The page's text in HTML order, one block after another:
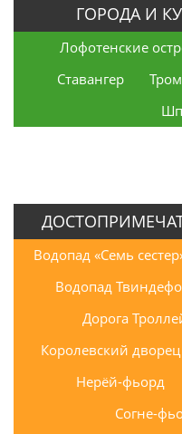
ГОРОДА И
Лофотенские
Ставангер
Водопад «Семь
Водопад
Дорога
Королевский
Нерёй-фьорд
Согне-